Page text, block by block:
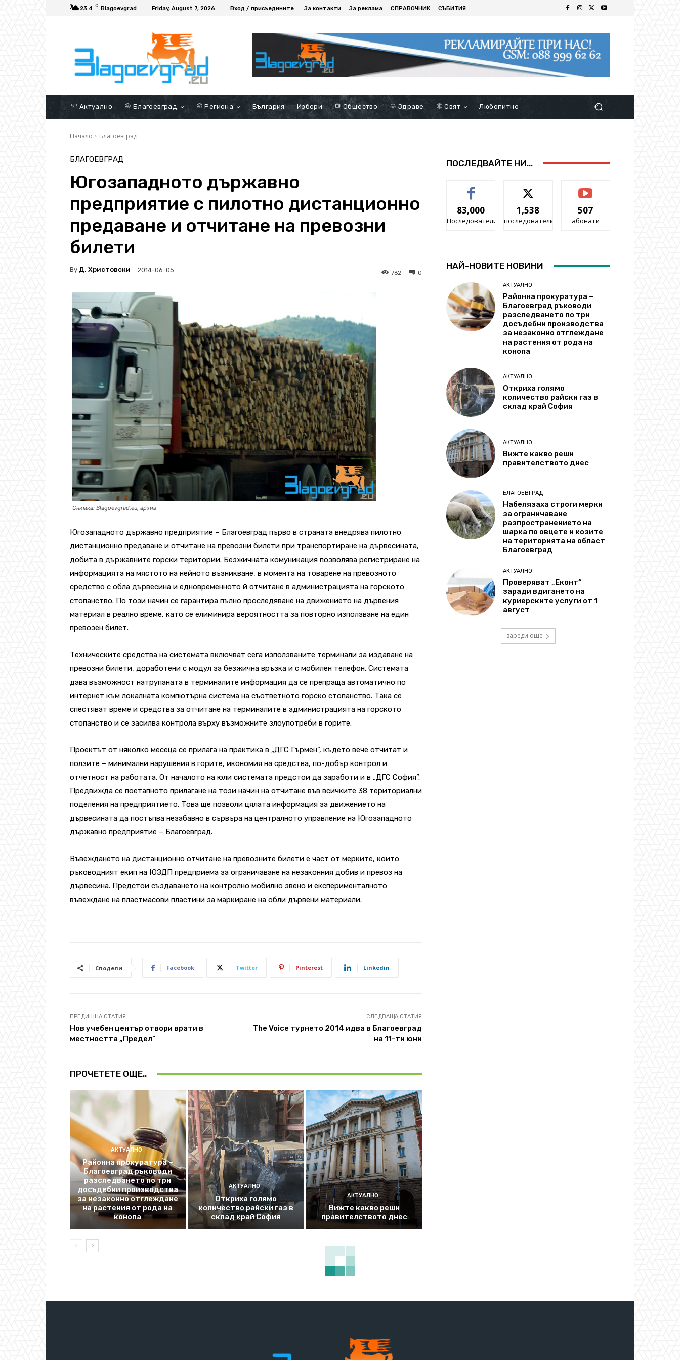
23.4 C Blagoevgrad Friday, August 7, 2026 Вход / присъедините За контакти За реклама СПРАВОЧНИК СЪБИТИЯ
Актуално Благоевград Региона България Избори Общество Здраве Свят Любопитно
Начало Благоевград
БЛАГОЕВГРАД
Югозападното държавно
предприятие с пилотно дистанционно
предаване и отчитане на превозни
билети
By Д. Христовски 2014-06-05 0
762
Снимка: Blagoevgrad.eu, архив
Югозападното държавно предприятие – Благоевград първо в страната внедрява пилотно
дистанционно предаване и отчитане на превозни билети при транспортиране на дървесината,
добита в държавните горски територии. Безжичната комуникация позволява регистриране на
информацията на мястото на нейното възникване, в момента на товарене на превозното
средство с обла дървесина и едновременното й отчитане в администрацията на горското
стопанство. По този начин се гарантира пълно проследяване на движението на дървения
материал в реално време, като се елиминира вероятността за повторно използване на един
превозен билет.
Техническите средства на системата включват сега използваните терминали за издаване на
превозни билети, доработени с модул за безжична връзка и с мобилен телефон. Системата
дава възможност натрупаната в терминалите информация да се препраща автоматично по
интернет към локалната компютърна система на съответното горско стопанство. Така се
спестяват време и средства за отчитане на терминалите в администрацията на горското
стопанство и се засилва контрола върху възможните злоупотреби в горите.
Проектът от няколко месеца се прилага на практика в „ДГС Гърмен”, където вече отчитат и
ползите – минимални нарушения в горите, икономия на средства, по-добър контрол и
отчетност на работата. От началото на юли системата предстои да заработи и в „ДГС София”.
Предвижда се поетапното прилагане на този начин на отчитане във всичките 38 териториални
поделения на предприятието. Това ще позволи цялата информация за движението на
дървесината да постъпва незабавно в сървъра на централното управление на Югозападното
държавно предприятие – Благоевград.
Въвеждането на дистанционно отчитане на превозните билети е част от мерките, които
ръководният екип на ЮЗДП предприема за ограничаване на незаконния добив и превоз на
дървесина. Предстои създаването на контролно мобилно звено и експерименталното
въвеждане на пластмасови пластини за маркиране на обли дървени материали.
Сподели Facebook Twitter Pinterest Linkedin
ПРЕДИШНА СТАТИЯ
Нов учебен център отвори врати в
местността „Предел”
СЛЕДВАЩА СТАТИЯ
The Voice турнето 2014 идва в Благоевград
на 11-ти юни
ПРОЧЕТЕТЕ ОЩЕ..
АКТУАЛНО
Районна прокуратура –
Благоевград ръководи
разследването по три
досъдебни производства
за незаконно отглеждане
на растения от рода на
конопа
АКТУАЛНО
Откриха голямо
количество райски газ в
склад край София
АКТУАЛНО
Вижте какво реши
правителството днес
ПОСЛЕДВАЙТЕ НИ...
83,000
Последователи
1,538
последователи
507
абонати
НАЙ-НОВИТЕ НОВИНИ
АКТУАЛНО
Районна прокуратура –
Благоевград ръководи
разследването по три
досъдебни производства
за незаконно отглеждане
на растения от рода на
конопа
АКТУАЛНО
Откриха голямо
количество райски газ в
склад край София
АКТУАЛНО
Вижте какво реши
правителството днес
БЛАГОЕВГРАД
Набелязаха строги мерки
за ограничаване
разпространението на
шарка по овцете и козите
на територията на област
Благоевград
АКТУАЛНО
Проверяват „Еконт“
заради вдигането на
куриерските услуги от 1
август
зареди още